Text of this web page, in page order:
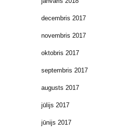
decembris 2017
novembris 2017
oktobris 2017
septembris 2017
augusts 2017
jūlijs 2017
jūnijs 2017